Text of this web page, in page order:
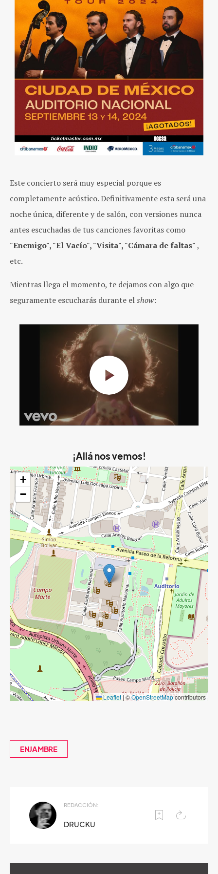
Este concierto será muy especial porque es
completamente acústico. Definitivamente esta será una
noche única, diferente y de salón, con versiones nunca
antes escuchadas de tus canciones favoritas como
"Enemigo", "El Vacío", "Visita", "Cámara de faltas",
etc.
Mientras llega el momento, te dejamos con algo que
seguramente escucharás durante elshow:
¡Allá nos vemos!
+
−
Leaflet|©OpenStreetMapcontributors
ENJAMBRE
REDACCIÓN:
DRUCKU